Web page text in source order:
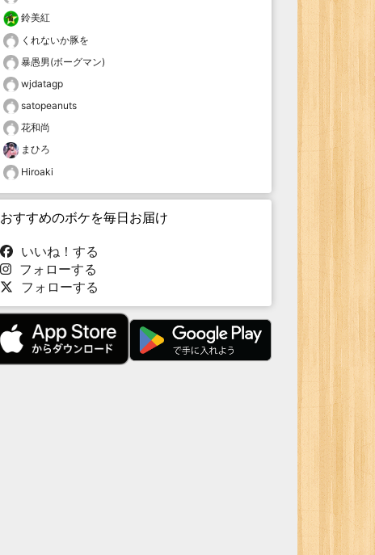
鈴美紅
くれないか豚を
暴愚男(ボーグマン)
wjdatagp
satopeanuts
花和尚
まひろ
Hiroaki
おすすめのボケを毎日お届け
いいね！する
フォローする
フォローする